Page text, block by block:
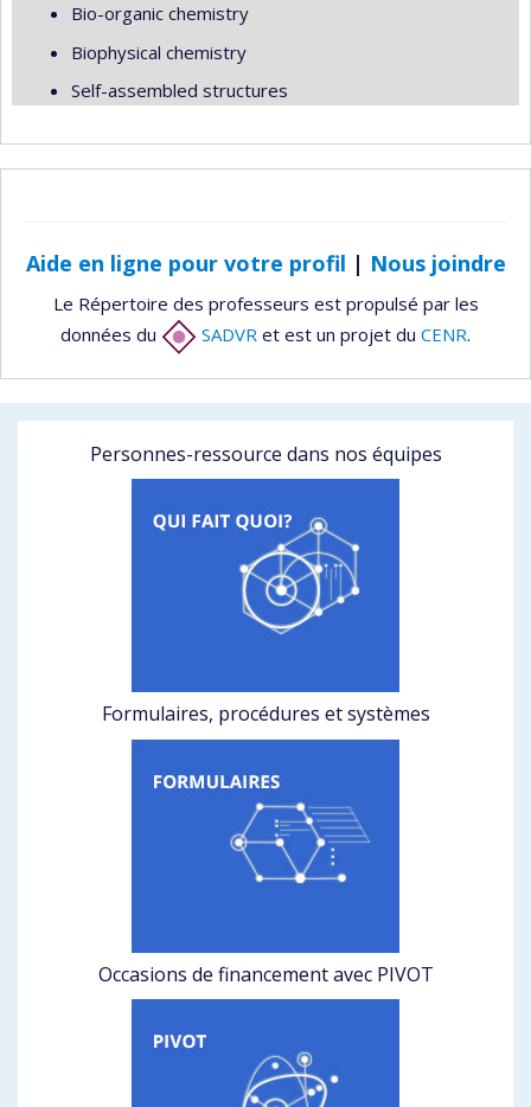
Bio-organic chemistry
Biophysical chemistry
Self-assembled structures
Aide en ligne pour votre profil | Nous joindre
Le Répertoire des professeurs est propulsé par les
données du
SADVR et est un projet du CENR.
Personnes-ressource dans nos équipes
Formulaires, procédures et systèmes
Occasions de financement avec PIVOT